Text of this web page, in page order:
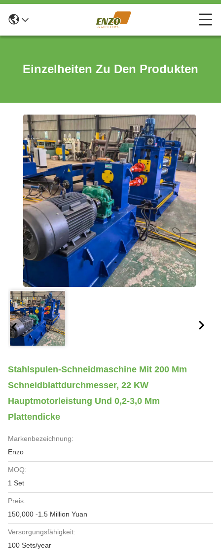
Einzelheiten Zu Den Produkten
Stahlspulen-Schneidmaschine Mit 200 Mm
Schneidblattdurchmesser, 22 KW
Hauptmotorleistung Und 0,2-3,0 Mm
Plattendicke
Markenbezeichnung:
Enzo
MOQ:
1 Set
Preis:
150,000 -1.5 Million Yuan
Versorgungsfähigkeit:
100 Sets/year